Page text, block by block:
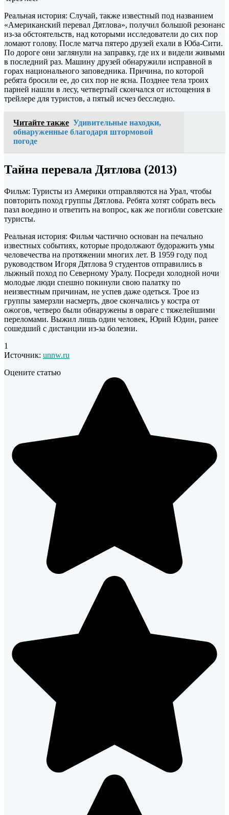
Реальная история: Случай, также известный под названием
«Американский перевал Дятлова», получил большой резонанс
из-за обстоятельств, над которыми исследователи до сих пор
ломают голову. После матча пятеро друзей ехали в Юба-Сити.
По дороге они заглянули на заправку, где их и видели живыми
в последний раз. Машину друзей обнаружили исправной в
горах национального заповедника. Причина, по которой
ребята бросили ее, до сих пор не ясна. Позднее тела троих
парней нашли в лесу, четвертый скончался от истощения в
трейлере для туристов, а пятый исчез бесследно.
Читайте также Удивительные находки,
обнаруженные благодаря штормовой
погоде
Тайна перевала Дятлова (2013)
Фильм: Туристы из Америки отправляются на Урал, чтобы
повторить поход группы Дятлова. Ребята хотят собрать весь
пазл воедино и ответить на вопрос, как же погибли советские
туристы.
Реальная история: Фильм частично основан на печально
известных событиях, которые продолжают будоражить умы
человечества на протяжении многих лет. В 1959 году под
руководством Игоря Дятлова 9 студентов отправились в
лыжный поход по Северному Уралу. Посреди холодной ночи
молодые люди спешно покинули свою палатку по
неизвестным причинам, не успев даже одеться. Трое из
группы замерзли насмерть, двое скончались у костра от
ожогов, четверо были обнаружены в овраге с тяжелейшими
переломами. Выжил лишь один человек, Юрий Юдин, ранее
сошедший с дистанции из-за болезни.
1
Источник: unnw.ru
Оцените статью